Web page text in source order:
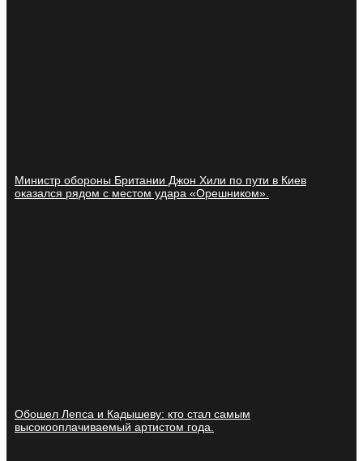
Министр обороны Британии Джон Хили по пути в Киев
оказался рядом с местом удара «Орешником».
Обошел Лепса и Кадышеву: кто стал самым
высокооплачиваемый артистом года.